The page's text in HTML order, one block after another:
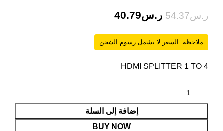
ر.س54.37 ر.س40.79
ملاحظة: السعر لا يشمل رسوم الشحن
HDMI SPLITTER 1 TO 4
إضافة إلى السلة
BUY NOW